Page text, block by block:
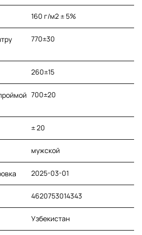
160 г/м2 ± 5%
770±30
260±15
700±20
± 20
мужской
2025-03-01
4620753014343
Узбекистан